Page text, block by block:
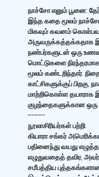
நாச்சோ எனும் பூனை:
இந்த கதை மூலம் நாச்சோ
மிகவும் கவனம்
அருவருக்கத்தக்கதாக
நண்பர்களுடன் ஒரு
மொட்டுகளை
மூலம் கண்டறிந்தார்.
காட்சிகளுக்குப்
மாற்றிகொள்ள தயாராக
குழந்தைகளுக்கான
-----
நூலாசிரியர்கள் பற்றி:
கியாரா சங்கர்
பதினைந்து வயது
எழுதுவதைத் தவிர, அவர்
சமீபத்திய